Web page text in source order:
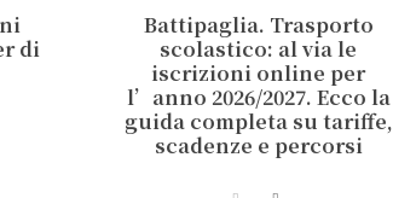
di
Battipaglia. Trasporto
scolastico: al via le
iscrizioni online per
l’anno 2026/2027. Ecco la
guida completa su tariffe,
scadenze e percorsi